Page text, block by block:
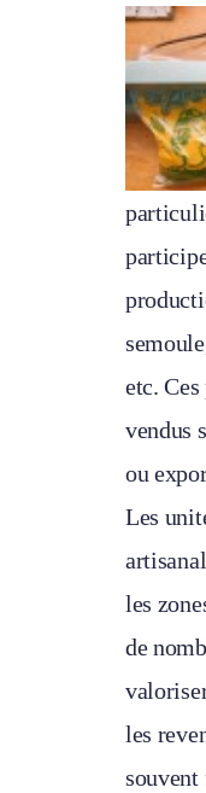
etc.
vendus
ou
Les
les
de
les
souvent